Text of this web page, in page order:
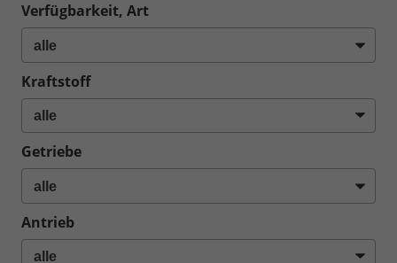
Verfügbarkeit, Art
Kraftstoff
Getriebe
Antrieb